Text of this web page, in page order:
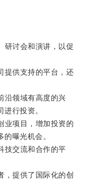
讨会和演讲，以促
供支持的平台，还
领域有高度的兴
行投资。
项目，增加投资的
曝光机会。
交流和合作的平
提供了国际化的创